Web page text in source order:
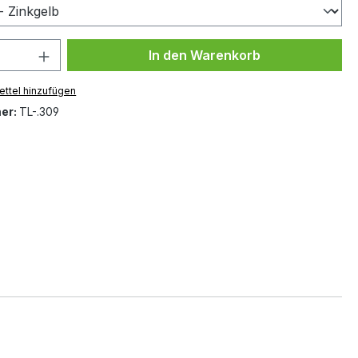
Anzahl: Gib den gewünschten Wert
In den Warenkorb
hinzufügen
TL-.309